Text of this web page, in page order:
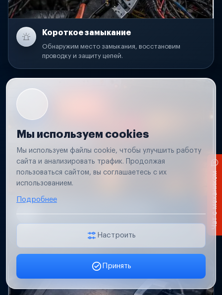
Короткое замыкание
Обнаружим место замыкания, восстановим
проводку и защиту цепей.
Проверим проводку и разъемы, восстановим
освещение прицепа.
Мы используем cookies
Мы используем файлы cookie, чтобы улучшить работу
сайта и анализировать трафик. Продолжая
пользоваться сайтом, вы соглашаетесь с их
использованием.
Подробнее
Настроить
Принять
Заявка онлайн
Чат с механиком